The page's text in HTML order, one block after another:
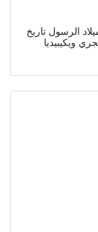
الرسول تاريخ
ويكيبيديا